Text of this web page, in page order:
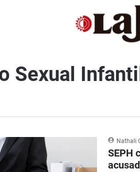
Sexual Infantil
Nathali
SEPH